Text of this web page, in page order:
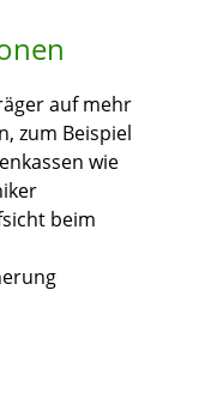
auf mehr
zum Beispiel
wie
beim